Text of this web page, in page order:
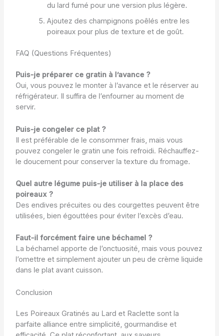
du lard fumé pour une version plus légère.
Ajoutez des champignons poêlés entre les
poireaux pour plus de texture et de goût.
FAQ (Questions Fréquentes)
Puis-je préparer ce gratin à l’avance ?
Oui, vous pouvez le monter à l’avance et le réserver au
réfrigérateur. Il suffira de l’enfourner au moment de
servir.
Puis-je congeler ce plat ?
Il est préférable de le consommer frais, mais vous
pouvez congeler le gratin une fois refroidi. Réchauffez-
le doucement pour conserver la texture du fromage.
Quel autre légume puis-je utiliser à la place des
poireaux ?
Des endives précuites ou des courgettes peuvent être
utilisées, bien égouttées pour éviter l’excès d’eau.
Faut-il forcément faire une béchamel ?
La béchamel apporte de l’onctuosité, mais vous pouvez
l’omettre et simplement ajouter un peu de crème liquide
dans le plat avant cuisson.
Conclusion
Les Poireaux Gratinés au Lard et Raclette sont la
parfaite alliance entre simplicité, gourmandise et